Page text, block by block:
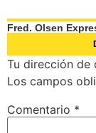
Fred. Olsen
Tu dirección de
Los campos
Comentario *